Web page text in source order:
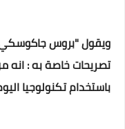
ويقول "بروس
تصريحات خاصة به : انه
باستخدام تكنولوجيا